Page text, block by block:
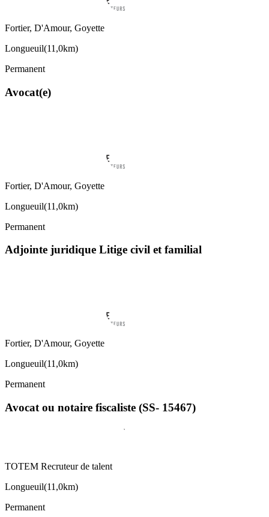
Fortier, D'Amour, Goyette
Longueuil(11,0km)
Permanent
Avocat(e)
Fortier, D'Amour, Goyette
Longueuil(11,0km)
Permanent
Adjointe juridique Litige civil et familial
Fortier, D'Amour, Goyette
Longueuil(11,0km)
Permanent
Avocat ou notaire fiscaliste (SS- 15467)
TOTEM Recruteur de talent
Longueuil(11,0km)
Permanent